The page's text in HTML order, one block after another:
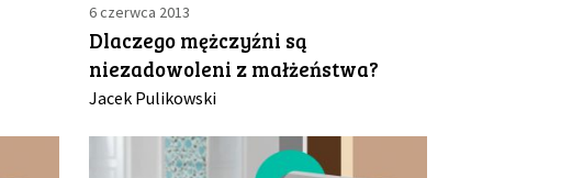
6 czerwca 2013
Dlaczego mężczyźni są
niezadowoleni z małżeństwa?
Jacek Pulikowski